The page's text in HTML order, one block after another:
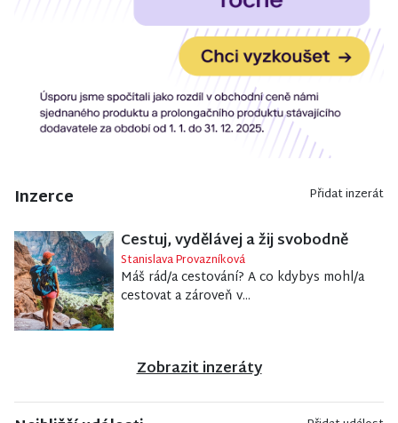
Inzerce Přidat inzerát
Cestuj, vydělávej a žij svobodně
Stanislava Provazníková
Máš rád/a cestování? A co kdybys mohl/a
cestovat a zároveň v...
Zobrazit inzeráty